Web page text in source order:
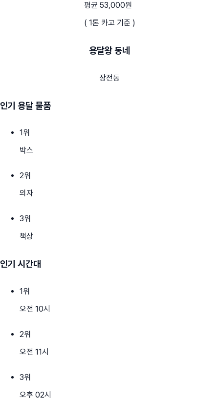
평균 53,000원
( 1톤 카고 기준 )
용달왕 동네
장전동
인기 용달 물품
1위
박스
2위
의자
3위
책상
인기 시간대
1위
오전 10시
2위
오전 11시
3위
오후 02시